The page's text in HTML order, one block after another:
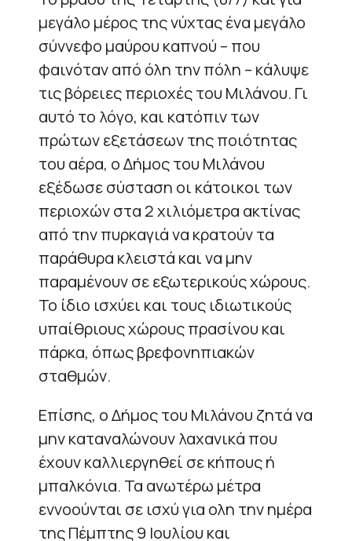
μεγάλο μέρος της νύχτας ένα μεγάλο
σύννεφο μαύρου καπνού – που
φαινόταν από όλη την πόλη – κάλυψε
τις βόρειες περιοχές του Μιλάνου. Γι
αυτό το λόγο, και κατόπιν των
πρώτων εξετάσεων της ποιότητας
του αέρα, ο Δήμος του Μιλάνου
εξέδωσε σύσταση οι κάτοικοι των
περιοχών στα 2 χιλιόμετρα ακτίνας
από την πυρκαγιά να κρατούν τα
παράθυρα κλειστά και να μην
παραμένουν σε εξωτερικούς χώρους.
Το ίδιο ισχύει και τους ιδιωτικούς
υπαίθριους χώρους πρασίνου και
πάρκα, όπως βρεφονηπιακών
σταθμών.
Επίσης, ο Δήμος του Μιλάνου ζητά να
μην καταναλώνουν λαχανικά που
έχουν καλλιεργηθεί σε κήπους ή
μπαλκόνια. Τα ανωτέρω μέτρα
εννοούνται σε ισχύ για ολη την ημέρα
της Πέμπτης 9 Ιουλίου και